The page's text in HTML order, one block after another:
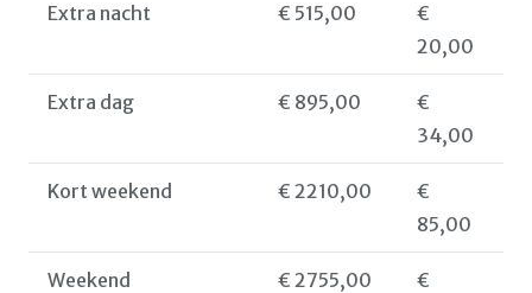
Extra nacht € 515,00
€
20,00
Extra dag € 895,00
€
34,00
Kort weekend € 2210,00
€
85,00
Weekend € 2755,00
€